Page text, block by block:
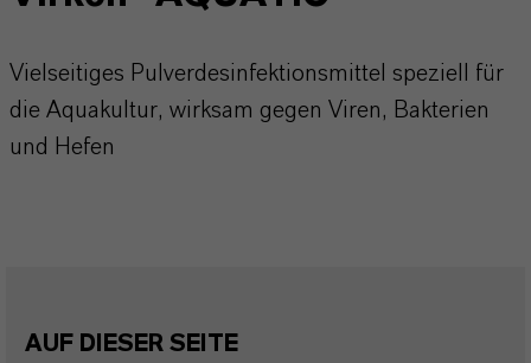
Vielseitiges Pulverdesinfektionsmittel speziell für
die Aquakultur, wirksam gegen Viren, Bakterien
und Hefen
AUF DIESER SEITE